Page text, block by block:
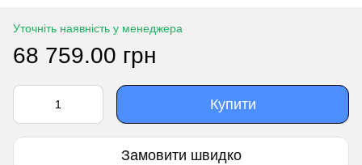
Уточніть наявність у менеджера
68 759.00 грн
Купити
Замовити швидко